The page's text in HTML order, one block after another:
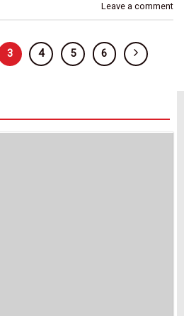
Leave a comment
3 4 5 6